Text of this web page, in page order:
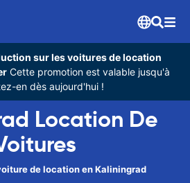
sur les voitures de location
Cette promotion est valable jusqu'à
en dès aujourd'hui !
Location De
de location en Kaliningrad